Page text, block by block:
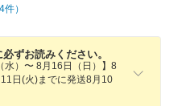
件）
ずお読みください。
）〜 8月16日（日）】8
日(火)までに発送8月10